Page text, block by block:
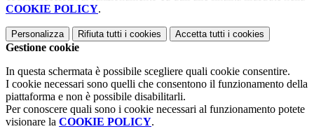
COOKIE POLICY.
Personalizza Rifiuta tutti i cookies Accetta tutti i cookies
Gestione cookie
In questa schermata è possibile scegliere quali cookie consentire.
I cookie necessari sono quelli che consentono il funzionamento della
piattaforma e non è possibile disabilitarli.
Per conoscere quali sono i cookie necessari al funzionamento potete
visionare la COOKIE POLICY.